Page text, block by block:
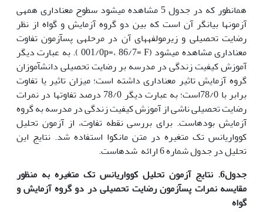
همان­طور که در جدول 5 مشاهده می­شود سطوح معناداری همه­ی
آزمون­ها بیانگر آن است که بین دو گروه آزمایش و گواه از نظر
رضایت تحصیلی و زیرمولفه­های آن در مرحله­ی پس­آزمون تفاوت
معناداری مشاهده می­شود (001/0p=، 86/7= F ). به عبارت دیگر
آموزش کیفیت زندگی در مدرسه بر رضایت تحصیلی دانش­آموزان
گروه آزمایش تاثیر معناداری داشته است؛ میزان تاثیر یا تفاوت
برابر با 78/0است؛ به عبارت دیگر 78/0 درصد تفاوت­ها در نمرات
رضایت تحصیلی ناشی از آموزش کیفیت زندگی در مدرسه به گروه
آزمایش بوده­است. برای بررسی نقطه تفاوت، از آزمون تحلیل
کوواریانس تک متغیره در متن مانکوا استفاده شد. نتایج این
تحلیل در جدول شماره 6 ارائه شده­است.
جدول6. نتایج آزمون تحلیل کوواریانس تک متغیره به منظور
مقایسه نمرات پس­آزمون رضایت تحصیلی در دو گروه آزمایش و
گواه